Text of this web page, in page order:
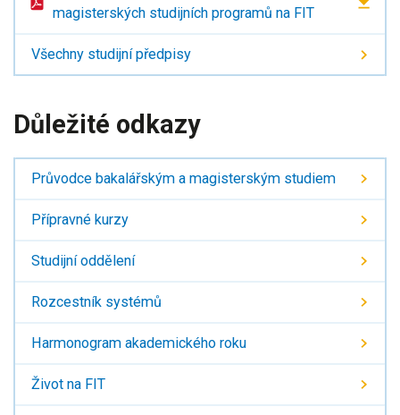
magisterských studijních programů na FIT
Všechny studijní předpisy
Důležité odkazy
Průvodce bakalářským a magisterským studiem
Přípravné kurzy
Studijní oddělení
Rozcestník systémů
Harmonogram akademického roku
Život na FIT